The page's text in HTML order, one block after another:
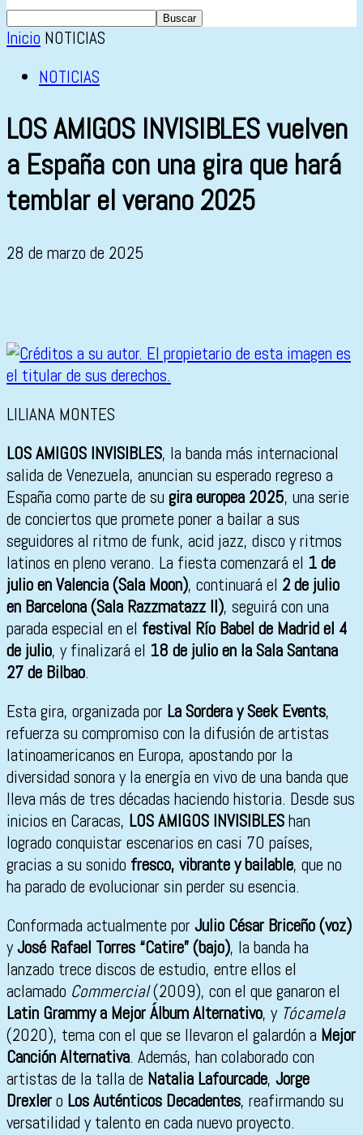
Inicio NOTICIAS
NOTICIAS
LOS AMIGOS INVISIBLES vuelven
a España con una gira que hará
temblar el verano 2025
28 de marzo de 2025
LILIANA MONTES
LOS AMIGOS INVISIBLES, la banda más internacional
salida de Venezuela, anuncian su esperado regreso a
España como parte de su gira europea 2025, una serie
de conciertos que promete poner a bailar a sus
seguidores al ritmo de funk, acid jazz, disco y ritmos
latinos en pleno verano. La fiesta comenzará el 1 de
julio en Valencia (Sala Moon), continuará el 2 de julio
en Barcelona (Sala Razzmatazz II), seguirá con una
parada especial en el festival Río Babel de Madrid el 4
de julio, y finalizará el 18 de julio en la Sala Santana
27 de Bilbao.
Esta gira, organizada por La Sordera y Seek Events,
refuerza su compromiso con la difusión de artistas
latinoamericanos en Europa, apostando por la
diversidad sonora y la energía en vivo de una banda que
lleva más de tres décadas haciendo historia. Desde sus
inicios en Caracas, LOS AMIGOS INVISIBLEShan
logrado conquistar escenarios en casi 70 países,
gracias a su sonido fresco, vibrante y bailable, que no
ha parado de evolucionar sin perder su esencia.
Conformada actualmente porJulio César Briceño (voz)
yJosé Rafael Torres “Catire” (bajo), la banda ha
lanzado trece discos de estudio, entre ellos el
aclamado Commercial(2009), con el que ganaron el
Latin Grammy a Mejor Álbum Alternativo, y Tócamela
(2020), tema con el que se llevaron el galardón a Mejor
Canción Alternativa. Además, han colaborado con
artistas de la talla de Natalia Lafourcade, Jorge
Drexlero Los Auténticos Decadentes, reafirmando su
versatilidad y talento en cada nuevo proyecto.